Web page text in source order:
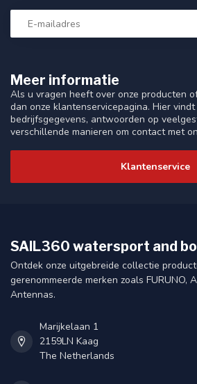
Meer informatie
Als u vragen heeft over onze producten
dan onze klantenservicepagina. Hier vindt
bedrijfsgegevens, antwoorden op
verschillende manieren om contact met
Klantenservice
SAIL360 watersport and
Ontdek onze uitgebreide collectie
gerenommeerde merken zoals FURUNO,
Antennas.
Marijkelaan 1
2159LN Kaag
The Netherlands